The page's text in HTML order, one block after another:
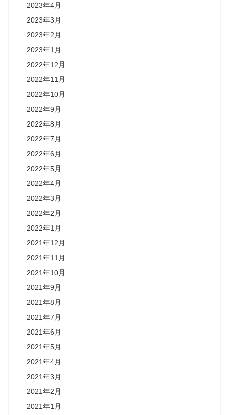
2023年4月
2023年3月
2023年2月
2023年1月
2022年12月
2022年11月
2022年10月
2022年9月
2022年8月
2022年7月
2022年6月
2022年5月
2022年4月
2022年3月
2022年2月
2022年1月
2021年12月
2021年11月
2021年10月
2021年9月
2021年8月
2021年7月
2021年6月
2021年5月
2021年4月
2021年3月
2021年2月
2021年1月